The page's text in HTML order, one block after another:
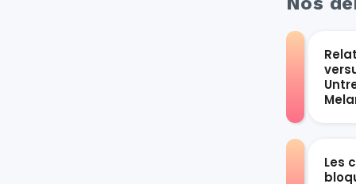
Les